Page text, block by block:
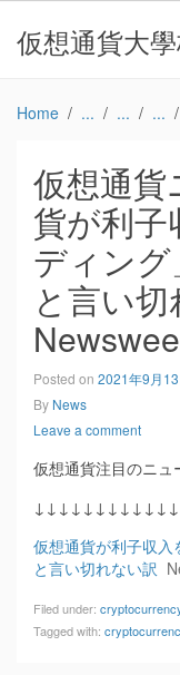
仮想通貨大
Home
仮想通貨
貨が利子
ディン
と言い
Posted on 2021年9月13
By News
Leave a comment
仮想通貨注目のニュ
仮想通貨が利子収
と言い切れない訳
Filed under:
Tagged with: